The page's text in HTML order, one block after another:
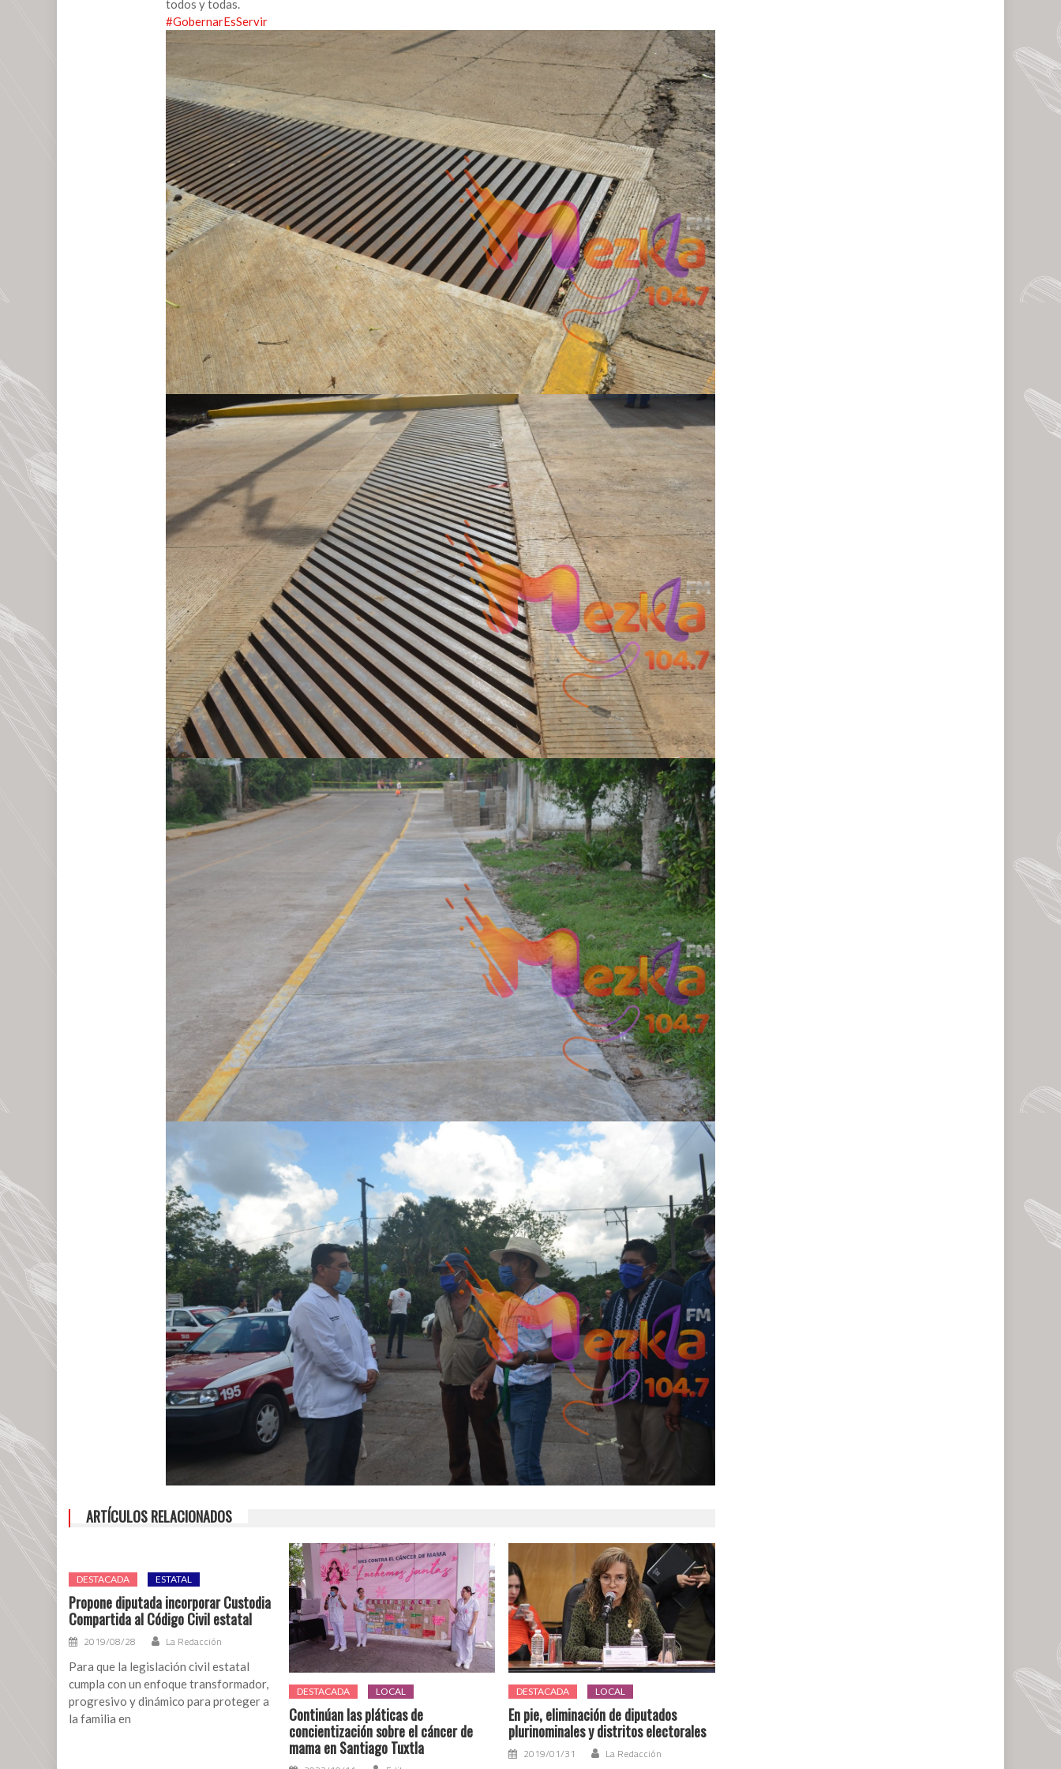
SONTECOMAPAN.
todos y todas.
#GobernarEsServir
ARTÍCULOS RELACIONADOS
DESTACADA ESTATAL
Propone diputada incorporar Custodia
Compartida al Código Civil estatal
2019/08/28 La Redacción
Para que la legislación civil estatal
cumpla con un enfoque transformador,
progresivo y dinámico para proteger a
la familia en
DESTACADA LOCAL
Continúan las pláticas de
concientización sobre el cáncer de
mama en Santiago Tuxtla
DESTACADA LOCAL
En pie, eliminación de diputados
plurinominales y distritos electorales
2019/01/31 La Redacción